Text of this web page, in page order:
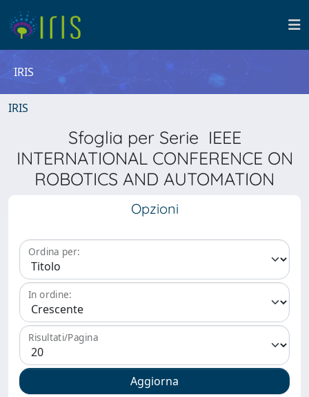
IRIS
IRIS
Sfoglia per Serie IEEE
INTERNATIONAL CONFERENCE ON
ROBOTICS AND AUTOMATION
Opzioni
Ordina per:
In ordine:
Risultati/Pagina